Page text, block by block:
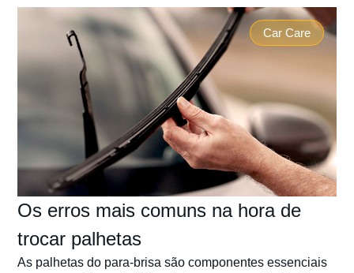
Car Care
Os erros mais comuns na hora de
trocar palhetas
As palhetas do para-brisa são componentes essenciais